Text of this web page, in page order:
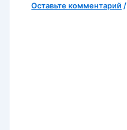
Оставьте комментарий /